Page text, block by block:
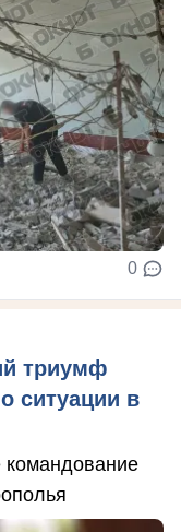
0
триумф
ситуации в
командование